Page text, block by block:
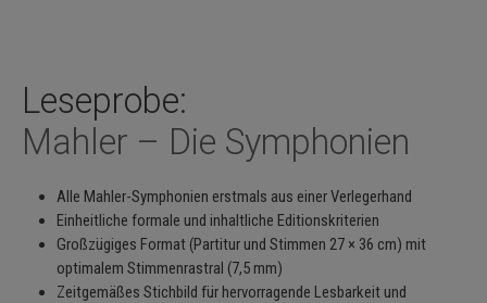
Leseprobe:
Mahler – Die Symphonien
Alle Mahler-Symphonien erstmals aus einer Verlegerhand
Einheitliche formale und inhaltliche Editionskriterien
Großzügiges Format (Partitur und Stimmen 27 × 36 cm) mit
optimalem Stimmenrastral (7,5 mm)
Zeitgemäßes Stichbild für hervorragende Lesbarkeit und